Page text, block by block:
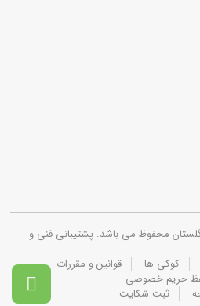

محفوظ می باشد. پشتیبانی فنی و
کوکی ها
قوانین و مقررات
حریم خصوصی
ثبت شکایت